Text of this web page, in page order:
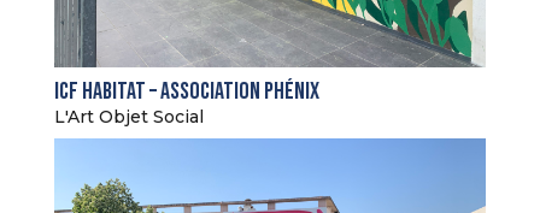
Icf Habitat – Association Phénix
L'Art Objet Social